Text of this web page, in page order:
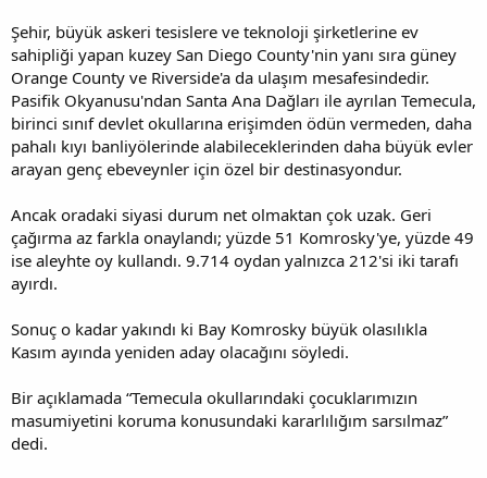
Şehir, büyük askeri tesislere ve teknoloji şirketlerine ev
sahipliği yapan kuzey San Diego County'nin yanı sıra güney
Orange County ve Riverside'a da ulaşım mesafesindedir.
Pasifik Okyanusu'ndan Santa Ana Dağları ile ayrılan Temecula,
birinci sınıf devlet okullarına erişimden ödün vermeden, daha
pahalı kıyı banliyölerinde alabileceklerinden daha büyük evler
arayan genç ebeveynler için özel bir destinasyondur.
Ancak oradaki siyasi durum net olmaktan çok uzak. Geri
çağırma az farkla onaylandı; yüzde 51 Komrosky'ye, yüzde 49
ise aleyhte oy kullandı. 9.714 oydan yalnızca 212'si iki tarafı
ayırdı.
Sonuç o kadar yakındı ki Bay Komrosky büyük olasılıkla
Kasım ayında yeniden aday olacağını söyledi.
Bir açıklamada “Temecula okullarındaki çocuklarımızın
masumiyetini koruma konusundaki kararlılığım sarsılmaz”
dedi.